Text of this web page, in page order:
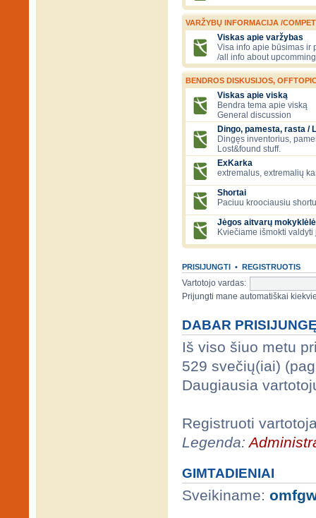
VARŽYBŲ INFORMACIJA /
Viskas apie varžybas
Visa info apie būsimas ir
/all info about
BENDROS DISKUSIJOS,
Viskas apie viską
Bendra tema apie viską
General discussion
Dingo, pamesta, rasta /
Dingęs inventorius,
Lost&found stuff.
ExKarka
extremalus, extremalių
Shortai
Paciuu kroociausiu
Jėgos aitvarų mokyklėlė
Kviečiame išmokti
PRISIJUNGTI • REGISTRUOTIS
Vartotojo vardas:
Prijungti mane automatiškai
DABAR
Iš viso šiuo metu
529 svečių(iai)
Daugiausia
Registruoti
Legenda:
GIMTADIENIAI
Sveikiname: